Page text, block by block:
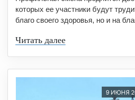
которых ее участники будут
благо своего здоровья, но и на
Читать далее
9 ИЮНЯ